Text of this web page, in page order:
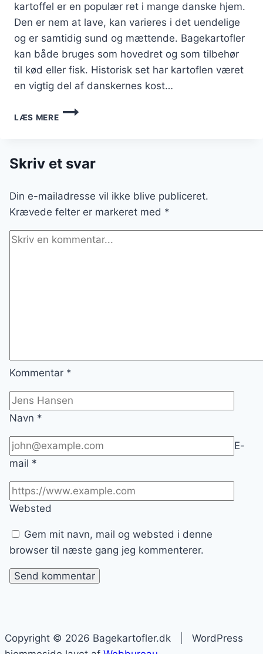
kartoffel er en populær ret i mange danske hjem.
Den er nem at lave, kan varieres i det uendelige
og er samtidig sund og mættende. Bagekartofler
kan både bruges som hovedret og som tilbehør
til kød eller fisk. Historisk set har kartoflen været
en vigtig del af danskernes kost…
LÆS MERE
BAGT
KARTOFFEL
Skriv et svar
Din e-mailadresse vil ikke blive publiceret.
Krævede felter er markeret med *
Kommentar *
Navn *
E-
mail *
Websted
Gem mit navn, mail og websted i denne
browser til næste gang jeg kommenterer.
Copyright © 2026 Bagekartofler.dk | WordPress